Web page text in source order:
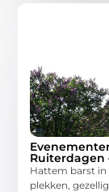
Hattem barst in
plekken,